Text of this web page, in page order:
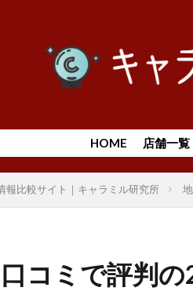
HOME 店舗一覧
報比較サイト｜キャラミル研究所
コミで評判